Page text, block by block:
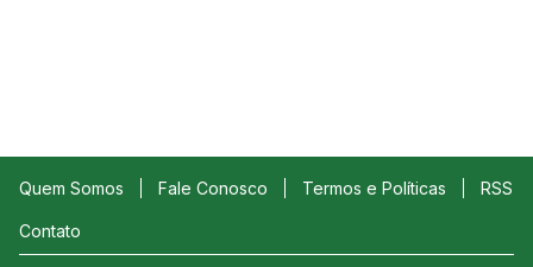
Quem Somos Fale Conosco Termos e Políticas RSS
Contato